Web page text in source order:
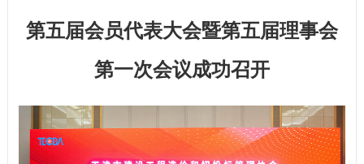
第五届会员代表大会暨第五届理事会
第一次会议成功召开